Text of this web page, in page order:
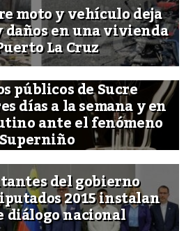
moto y vehículo deja
en una vivienda
La Cruz
públicos de Sucre
días a la semana y en
ante el fenómeno
Superniño
del gobierno
2015 instalan
diálogo nacional